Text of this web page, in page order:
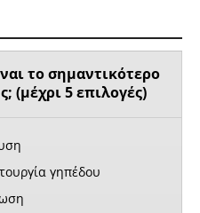
το σημαντικότερο
(μέχρι 5 επιλογές)
γηπέδου